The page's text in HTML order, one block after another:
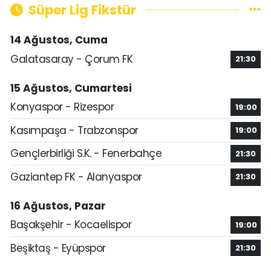
Süper Lig Fikstür
14 Ağustos, Cuma
Galatasaray - Çorum FK
21:30
15 Ağustos, Cumartesi
Konyaspor - Rizespor
19:00
Kasımpaşa - Trabzonspor 19:00
Gençlerbirliği S.K. - Fenerbahçe 21:30
Gaziantep FK - Alanyaspor 21:30
16 Ağustos, Pazar
Başakşehir - Kocaelispor
19:00
Beşiktaş - Eyüpspor 21:30